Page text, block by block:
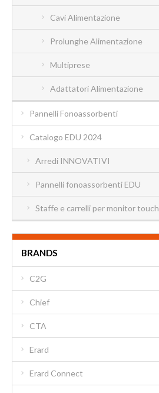
Cavi Alimentazione
Prolunghe Alimentazione
Multiprese
Adattatori Alimentazione
Pannelli Fonoassorbenti
Catalogo EDU 2024
Arredi INNOVATIVI
Pannelli fonoassorbenti EDU
Staffe e carrelli per monitor touch
BRANDS
C2G
Chief
CTA
Erard
Erard Connect